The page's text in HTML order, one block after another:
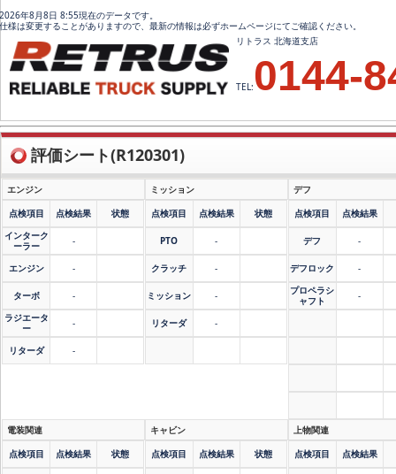
2026年8月8日 8:55現在のデータです。
仕様は変更することがありますので、最新の情報は必ずホームページにてご確認ください。
リトラス 北海道支店
TEL: 0144-
評価シート(R120301)
エンジン
点検項目
点検結果
状態
インターク
ーラー
-
エンジン -
ターボ
-
ラジエータ
ー
-
リターダ -
ミッション
点検項目
点検結果 状態
PTO -
クラッチ -
ミッション -
リターダ -
デフ
点検項目
点検結果
デフ -
デフロック
-
プロペラシ
ャフト
-
電装関連
点検項目
点検結果 状態
キャビン
点検項目
点検結果 状態
上物関連
点検項目
点検結果